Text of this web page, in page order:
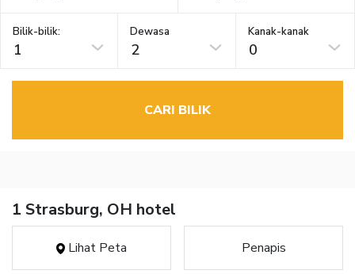
Bilik-bilik:
1
Dewasa
2
Kanak-kanak
0
CARI BILIK
1 Strasburg, OH hotel
Lihat Peta Penapis